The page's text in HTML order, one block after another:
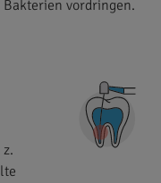
vordringen.